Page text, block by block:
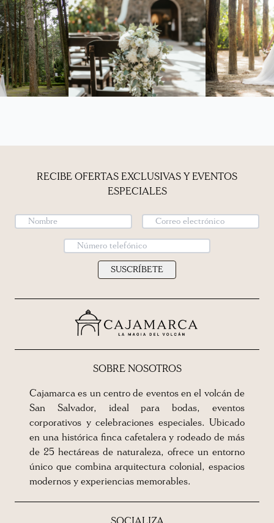
RECIBE OFERTAS EXCLUSIVAS Y EVENTOS
ESPECIALES
SUSCRÍBETE
SOBRE NOSOTROS
Cajamarca es un centro de eventos en el volcán de
San Salvador, ideal para bodas, eventos
corporativos y celebraciones especiales. Ubicado
en una histórica finca cafetalera y rodeado de más
de 25 hectáreas de naturaleza, ofrece un entorno
único que combina arquitectura colonial, espacios
modernos y experiencias memorables.